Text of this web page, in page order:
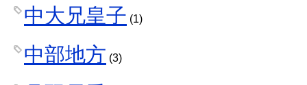
中大兄皇子 (1)
中部地方 (3)